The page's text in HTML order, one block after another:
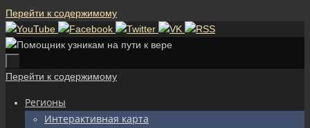
Перейти к содержимому
Перейти к содержимому
Регионы
Интерактивная карта